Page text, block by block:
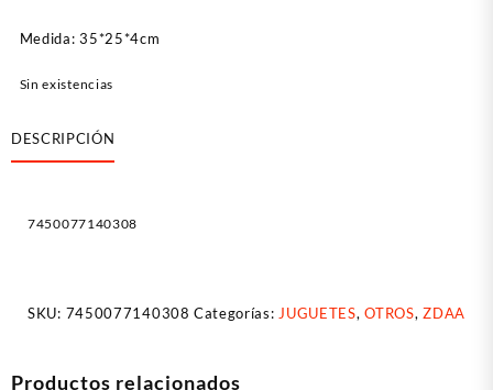
Medida: 35*25*4cm
Sin existencias
DESCRIPCIÓN
7450077140308
SKU: 7450077140308 Categorías: JUGUETES,OTROS,ZDAA
Productos relacionados